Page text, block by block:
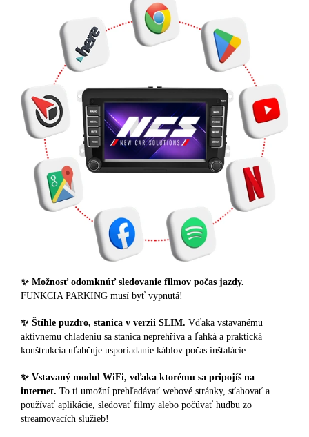
✨ Možnosť odomknúť sledovanie filmov počas jazdy.
FUNKCIA PARKING musí byť vypnutá!
✨ Štíhle puzdro, stanica v verzii SLIM. Vďaka vstavanému
aktívnemu chladeniu sa stanica neprehříva a ľahká a praktická
konštrukcia uľahčuje usporiadanie káblov počas inštalácie.
✨ Vstavaný modul WiFi, vďaka ktorému sa pripojíš na
internet. To ti umožní prehľadávať webové stránky, sťahovať a
používať aplikácie, sledovať filmy alebo počúvať hudbu zo
streamovacích služieb!